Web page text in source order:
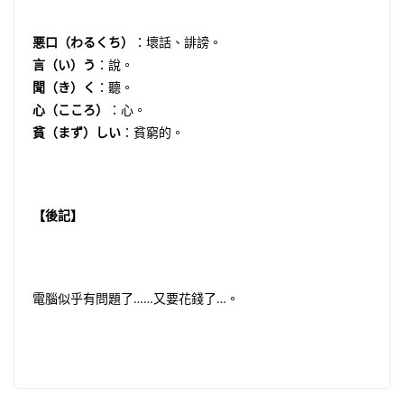
悪口（わるくち）
：壞話、誹謗。
言（い）う ：說。
聞（き）く ：聽。
心（こころ）
：心。
貧（まず）しい ：貧窮的。
【後記】
電腦似乎有問題了……又要花錢了…。